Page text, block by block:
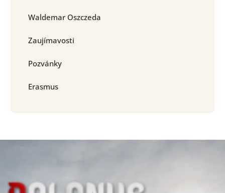
Waldemar Oszczeda
Zaujímavosti
Pozvánky
Erasmus